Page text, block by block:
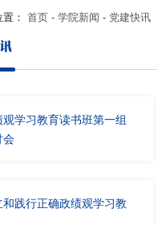
： 首页- 学院新闻 - 党建快讯
学习教育读书班第一组
会
践行正确政绩观学习教